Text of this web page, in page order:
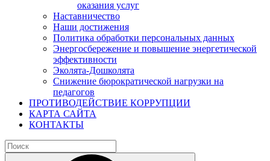
оказания услуг
Наставничество
Наши достижения
Политика обработки персональных данных
Энергосбережение и повышение энергетической
эффективности
Эколята-Дошколята
Снижение бюрократической нагрузки на
педагогов
ПРОТИВОДЕЙСТВИЕ КОРРУПЦИИ
КАРТА САЙТА
КОНТАКТЫ